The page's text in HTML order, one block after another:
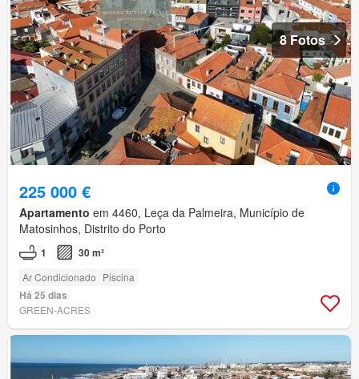
8 Fotos
225 000 €
Apartamento em 4460, Leça da Palmeira, Município de
Matosinhos, Distrito do Porto
1 30 m²
Ar Condicionado Piscina
Há 25 dias
GREEN-ACRES